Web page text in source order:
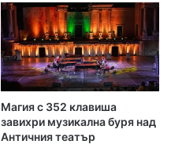
Магия с 352 клавиша
завихри музикална буря над
Античния театър